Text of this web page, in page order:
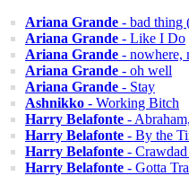
Ariana Grande - bad thing
Ariana Grande - Like I Do
Ariana Grande - nowhere,
Ariana Grande - oh well
Ariana Grande - Stay
Ashnikko - Working Bitch
Harry Belafonte -
Harry Belafonte - By the
Harry Belafonte -
Harry Belafonte - Gotta